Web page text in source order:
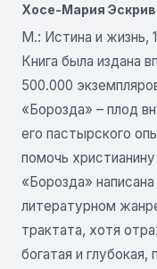
Хосе-Мария
М.: Истина и жизнь,
Книга была издана
500.000
«Борозда» – плод
его пастырского
помочь
«Борозда»
литературном
трактата, хотя
богатая и